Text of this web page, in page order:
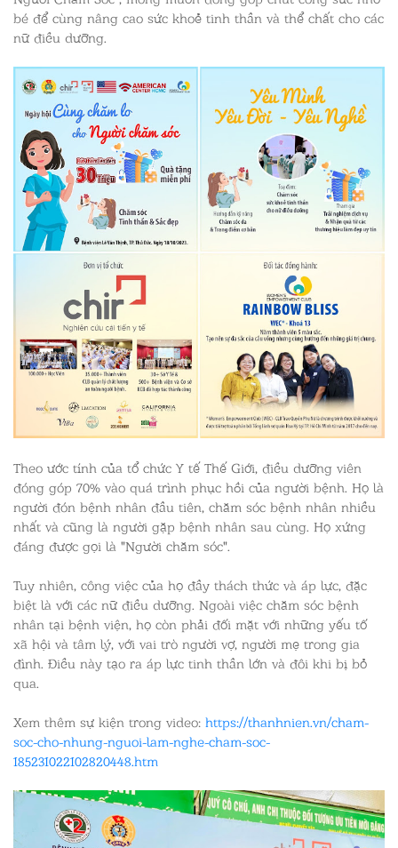
bé để cùng nâng cao sức khoẻ tinh thần và thể chất cho các
nữ điều dưỡng.
Theo ước tính của tổ chức Y tế Thế Giới, điều dưỡng viên
đóng góp 70% vào quá trình phục hồi của người bệnh. Họ là
người đón bệnh nhân đầu tiên, chăm sóc bệnh nhân nhiều
nhất và cũng là người gặp bệnh nhân sau cùng. Họ xứng
đáng được gọi là "Người chăm sóc".
Tuy nhiên, công việc của họ đầy thách thức và áp lực, đặc
biệt là với các nữ điều dưỡng. Ngoài việc chăm sóc bệnh
nhân tại bệnh viện, họ còn phải đối mặt với những yếu tố
xã hội và tâm lý, với vai trò người vợ, người mẹ trong gia
đình. Điều này tạo ra áp lực tinh thần lớn và đôi khi bị bỏ
qua.
Xem thêm sự kiện trong video: https://thanhnien.vn/cham-
soc-cho-nhung-nguoi-lam-nghe-cham-soc-
185231022102820448.htm